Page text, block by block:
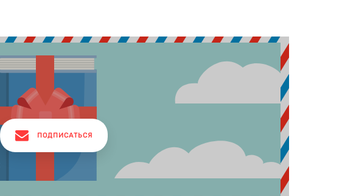
ПОДПИСАТЬСЯ